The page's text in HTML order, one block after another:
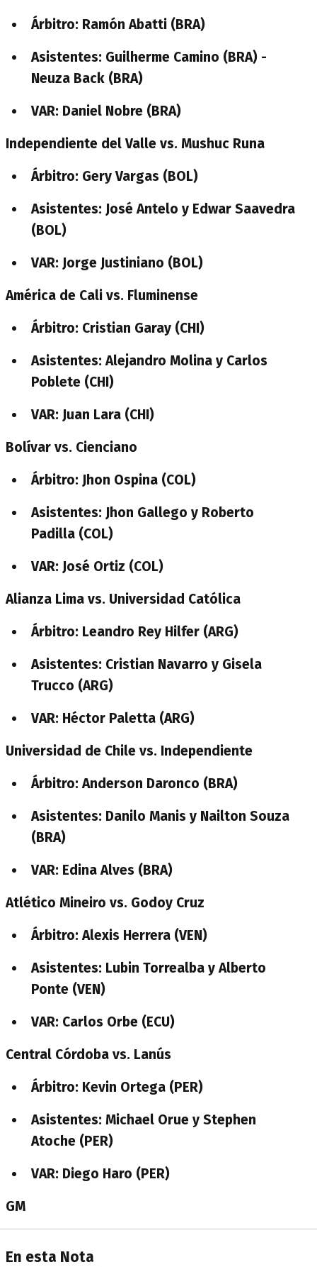
Árbitro: Ramón Abatti (BRA)
Asistentes: Guilherme Camino (BRA) -
Neuza Back (BRA)
VAR: Daniel Nobre (BRA)
Independiente del Valle vs. Mushuc Runa
Árbitro: Gery Vargas (BOL)
Asistentes: José Antelo y Edwar Saavedra
(BOL)
VAR: Jorge Justiniano (BOL)
América de Cali vs. Fluminense
Árbitro: Cristian Garay (CHI)
Asistentes: Alejandro Molina y Carlos
Poblete (CHI)
VAR: Juan Lara (CHI)
Bolívar vs. Cienciano
Árbitro: Jhon Ospina (COL)
Asistentes: Jhon Gallego y Roberto
Padilla (COL)
VAR: José Ortiz (COL)
Alianza Lima vs. Universidad Católica
Árbitro: Leandro Rey Hilfer (ARG)
Asistentes: Cristian Navarro y Gisela
Trucco (ARG)
VAR: Héctor Paletta (ARG)
Universidad de Chile vs. Independiente
Árbitro: Anderson Daronco (BRA)
Asistentes: Danilo Manis y Nailton Souza
(BRA)
VAR: Edina Alves (BRA)
Atlético Mineiro vs. Godoy Cruz
Árbitro: Alexis Herrera (VEN)
Asistentes: Lubin Torrealba y Alberto
Ponte (VEN)
VAR: Carlos Orbe (ECU)
Central Córdoba vs. Lanús
Árbitro: Kevin Ortega (PER)
Asistentes: Michael Orue y Stephen
Atoche (PER)
VAR: Diego Haro (PER)
GM
En esta Nota